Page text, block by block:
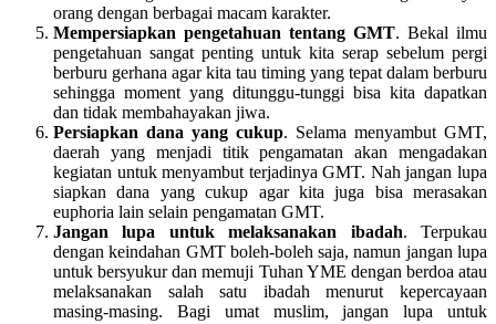
orang dengan berbagai macam karakter.
Mempersiapkan pengetahuan tentang GMT. Bekal ilmu
pengetahuan sangat penting untuk kita serap sebelum pergi
berburu gerhana agar kita tau timing yang tepat dalam berburu
sehingga moment yang ditunggu-tunggi bisa kita dapatkan
dan tidak membahayakan jiwa.
Persiapkan dana yang cukup. Selama menyambut GMT,
daerah yang menjadi titik pengamatan akan mengadakan
kegiatan untuk menyambut terjadinya GMT. Nah jangan lupa
siapkan dana yang cukup agar kita juga bisa merasakan
euphoria lain selain pengamatan GMT.
Jangan lupa untuk melaksanakan ibadah. Terpukau
dengan keindahan GMT boleh-boleh saja, namun jangan lupa
untuk bersyukur dan memuji Tuhan YME dengan berdoa atau
melaksanakan salah satu ibadah menurut kepercayaan
masing-masing. Bagi umat muslim, jangan lupa untuk